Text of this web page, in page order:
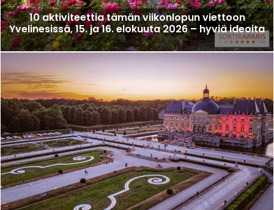
10 aktiviteettia tämän viikonlopun viettoon
Yvelinesissä, 15. ja 16. elokuuta 2026 – hyviä ideoita